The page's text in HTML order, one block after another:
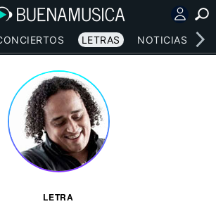
LETRAS NOTICIAS
LETRA